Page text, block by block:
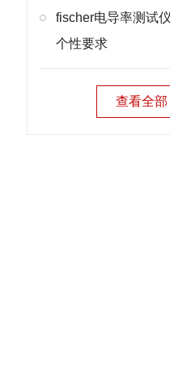
fischer电导率测试
个性要求
查看全部